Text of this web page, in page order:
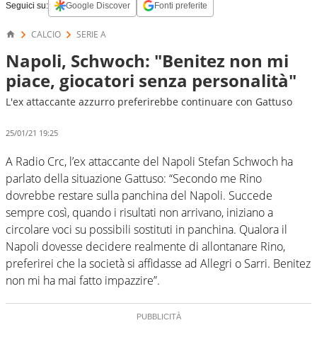
Seguici su: Google Discover Fonti preferite
CALCIO SERIE A
Napoli, Schwoch: "Benitez non mi
piace, giocatori senza personalità"
L'ex attaccante azzurro preferirebbe continuare con Gattuso
25/01/21 19:25
A Radio Crc, l’ex attaccante del Napoli Stefan Schwoch ha
parlato della situazione Gattuso: “Secondo me Rino
dovrebbe restare sulla panchina del Napoli. Succede
sempre così, quando i risultati non arrivano, iniziano a
circolare voci su possibili sostituti in panchina. Qualora il
Napoli dovesse decidere realmente di allontanare Rino,
preferirei che la società si affidasse ad Allegri o Sarri. Benitez
non mi ha mai fatto impazzire”.